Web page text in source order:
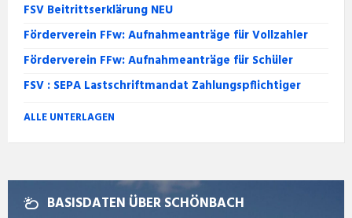
BASISDATEN ÜBER SCHÖNBACH
FSV Beitrittserklärung NEU
Förderverein FFw: Aufnahmeanträge für Vollzahler
Förderverein FFw: Aufnahmeanträge für Schüler
FSV : SEPA Lastschriftmandat Zahlungspflichtiger
ALLE UNTERLAGEN